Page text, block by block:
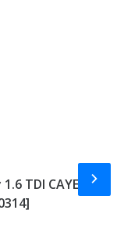
TDI CAYE